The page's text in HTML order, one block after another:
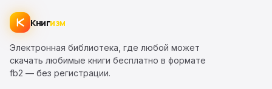
Книгизм
Электронная библиотека, где любой может
скачать любимые книги бесплатно в формате
fb2 — без регистрации.